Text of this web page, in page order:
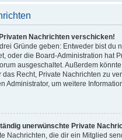
Nachrichten verschicken!
Gründe geben: Entweder bist du
oder die Board-Administration hat
ausgeschaltet. Außerdem
das Recht, Private Nachrichten zu
Administrator, um weitere
unerwünschte Private
Nachrichten, die dir ein Mitglied